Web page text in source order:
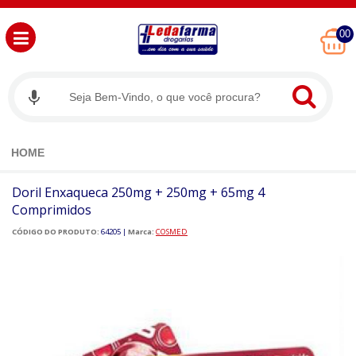
00
HOME
Doril Enxaqueca 250mg + 250mg + 65mg 4
Comprimidos
CÓDIGO DO PRODUTO: 64205 | Marca: COSMED